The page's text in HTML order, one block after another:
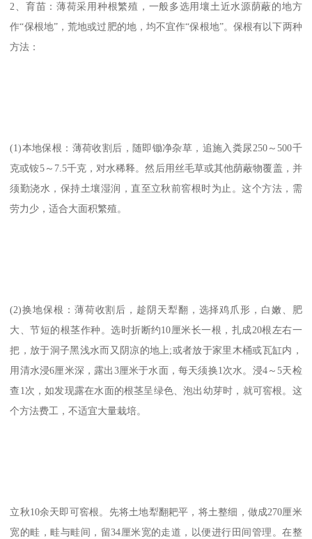
2、育苗：薄荷采用种根繁殖，一般多选用壤土近水源荫蔽的地方
作“保根地”，荒地或过肥的地，均不宜作“保根地”。保根有以下两种
方法：
(1)本地保根：薄荷收割后，随即锄净杂草，追施入粪尿250～500千
克或铵5～7.5千克，对水稀释。然后用丝毛草或其他荫蔽物覆盖，并
须勤浇水，保持土壤湿润，直至立秋前窖根时为止。这个方法，需
劳力少，适合大面积繁殖。
(2)换地保根：薄荷收割后，趁阴天犁翻，选择鸡爪形，白嫩、肥
大、节短的根茎作种。选时折断约10厘米长一根，扎成20根左右一
把，放于洞子黑浅水而又阴凉的地上;或者放于家里木桶或瓦缸内，
用清水浸6厘米深，露出3厘米于水面，每天须换1次水。浸4～5天检
查1次，如发现露在水面的根茎呈绿色、泡出幼芽时，就可窖根。这
个方法费工，不适宜大量栽培。
立秋10余天即可窖根。先将土地犁翻耙平，将土整细，做成270厘米
宽的畦，畦与畦间，留34厘米宽的走道，以便进行田间管理。在整